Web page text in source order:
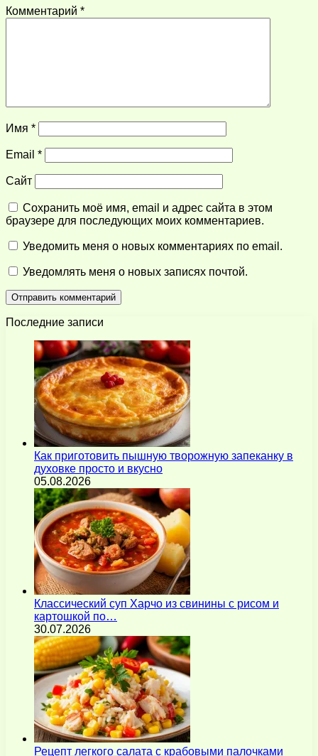
Комментарий *
Имя *
Email *
Сайт
Сохранить моё имя, email и адрес сайта в этом
браузере для последующих моих комментариев.
Уведомить меня о новых комментариях по email.
Уведомлять меня о новых записях почтой.
Последние записи
Как приготовить пышную творожную запеканку в
духовке просто и вкусно
05.08.2026
Классический суп Харчо из свинины с рисом и
картошкой по…
30.07.2026
Рецепт легкого салата с крабовыми палочками